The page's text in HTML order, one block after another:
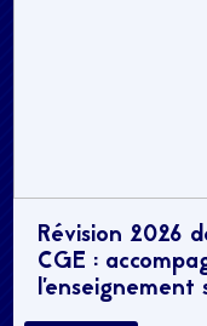
Révision 2026
CGE :